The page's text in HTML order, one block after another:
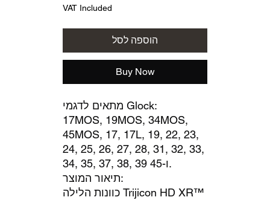
VAT Included
הוספה לסל
Buy Now
מתאים לדגמי Glock:
17MOS, 19MOS, 34MOS,
45MOS, 17, 17L, 19, 22, 23,
24, 25, 26, 27, 28, 31, 32, 33,
34, 35, 37, 38, 39 ו-45.
תיאור המוצר:
כוונות הלילה Trijicon HD XR™